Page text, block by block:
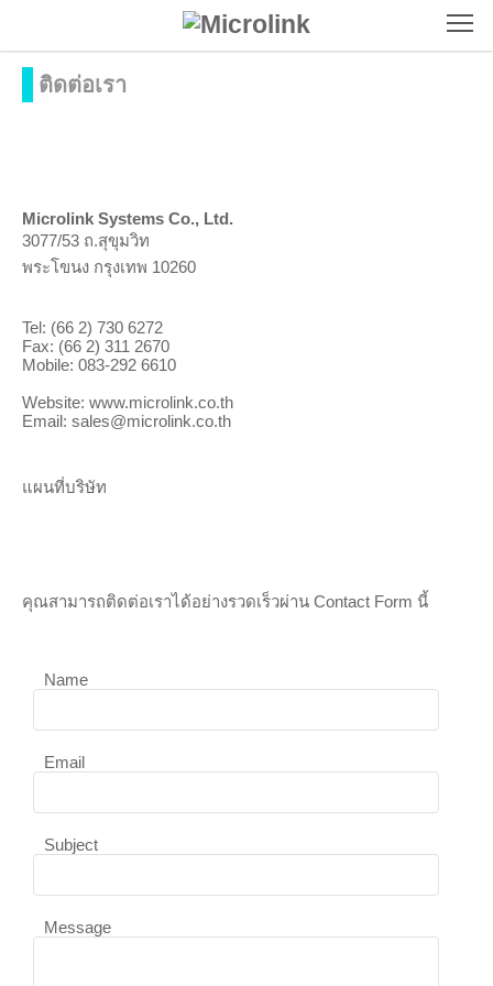
ติดต่อเรา
Microlink Systems Co., Ltd.
3077/53 ถ.สุขุมวิท
พระโขนง กรุงเทพ 10260
Tel: (66 2) 730 6272
Fax: (66 2) 311 2670
Mobile: 083-292 6610
Website: www.microlink.co.th
Email: sales@microlink.co.th
แผนที่บริษัท
คุณสามารถติดต่อเราได้อย่างรวดเร็วผ่าน Contact Form นี้
Name
Email
Subject
Message